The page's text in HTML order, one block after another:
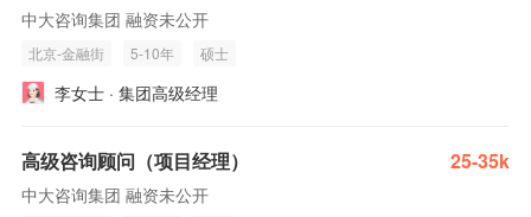
中大咨询集团 融资未公开
北京-金融街 5-10年 硕士
李女士 · 集团高级经理
高级咨询顾问（项目经理） 25-35k
中大咨询集团 融资未公开